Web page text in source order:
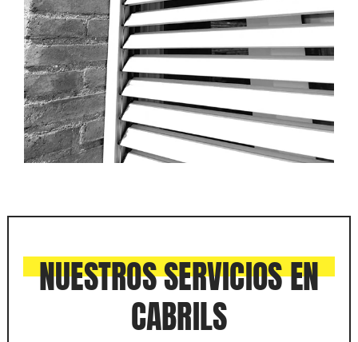
NUESTROS SERVICIOS EN
CABRILS